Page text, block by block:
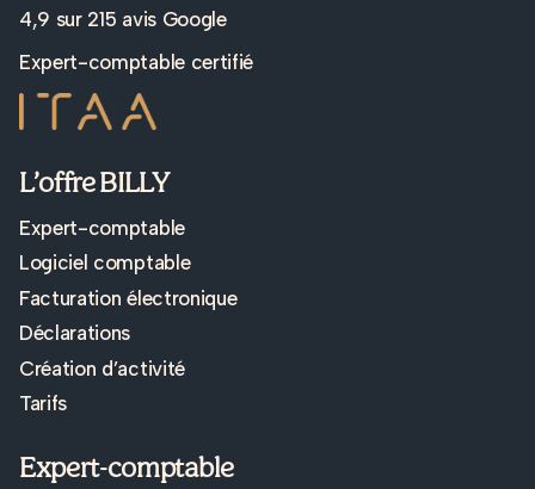
4,9 sur 215 avis Google
Expert-comptable certifié
L’offre BILLY
Expert-comptable
Logiciel comptable
Facturation électronique
Déclarations
Création d’activité
Tarifs
Expert-comptable